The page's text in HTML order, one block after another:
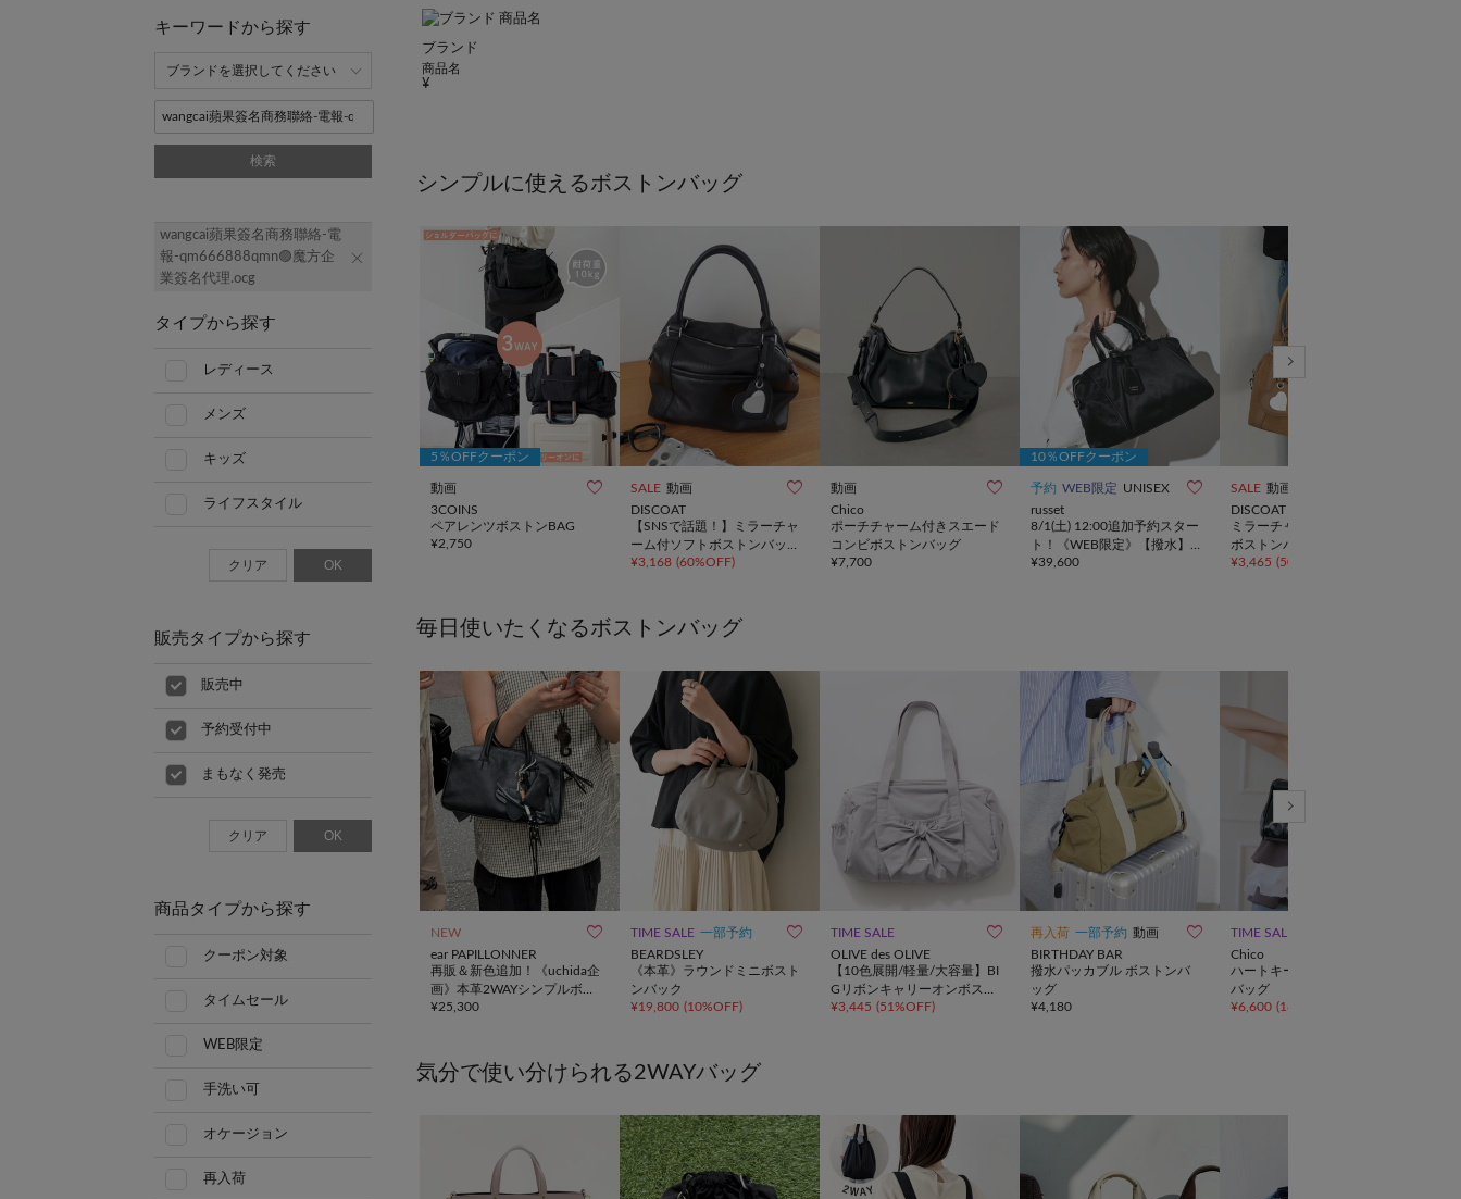
ブランド
商品名
シンプルに使えるボストンバッグ
5％OFFクーポン
動画 
3COINS
ペアレンツボストンBAG
¥2,750
SALE 動画 
DISCOAT
【SNSで話題！】ミラーチャ
ーム付ソフトボストンバッグ
《詳細動画あり》
¥3,168 (60%OFF)
動画 
Chico
ポーチチャーム付きスエード
コンビボストンバッグ
¥7,700
10％OFFクーポン
予約 WEB限定 UNISEX 
russet
8/1(土) 12:00追加予約スター
ト！《WEB限定》【撥水】
クラウズナイロン2WAYボス
¥39,600
SALE 動画
DISCOAT
ミラーチャーム付ソフトミニ
ボストンバッグ《詳細動画あ
り》
¥3,465 (50%OFF
毎日使いたくなるボストンバッグ
NEW 
ear PAPILLONNER
再販＆新色追加！《uchida企
画》本革2WAYシンプルボス
トンバッグ
¥25,300
TIME SALE 一部予約 
BEARDSLEY
《本革》ラウンドミニボスト
ンバック
¥19,800 (10%OFF)
TIME SALE 
OLIVE des OLIVE
【10色展開/軽量/大容量】BI
Gリボンキャリーオンボスト
ンバッグ
¥3,445 (51%OFF)
再入荷 一部予約 動画 
BIRTHDAY BAR
撥水パッカブル ボストンバ
ッグ
¥4,180
TIME SALE
Chico
ハートキーチャームボストン
バッグ
¥6,600 (18%OFF
気分で使い分けられる2WAYバッグ
キーワードから探す
検索
wangcai蘋果簽名商務聯絡-電
報-qm666888qmn🟣魔方企
業簽名代理.ocg
タイプから探す
レディース
メンズ
キッズ
ライフスタイル
クリア OK
販売タイプから探す
販売中
予約受付中
まもなく発売
クリア OK
商品タイプから探す
クーポン対象
タイムセール
WEB限定
手洗い可
オケージョン
再入荷